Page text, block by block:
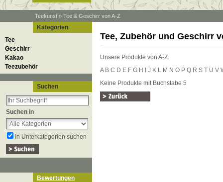
Teekunst » Tee & Geschirr von A-Z
Kategorien
Tee
Geschirr
Kakao
Teezubehör
Suchen
Suchen in
In Unterkategorien suchen
Bewertungen
Tee, Zubehör und Geschirr
Unsere Produkte von A-Z.
A B C D E F G H J K L M N O P Q R S T U V
Keine Produkte mit Buchstabe 5